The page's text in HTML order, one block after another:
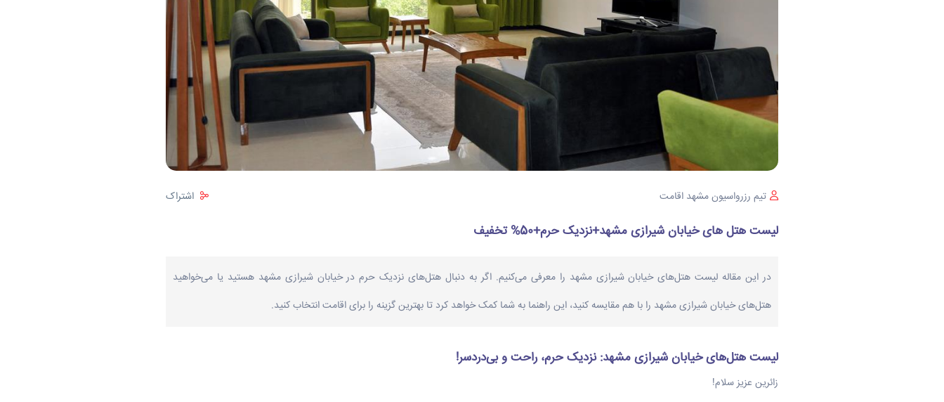
تیم رزرواسیون مشهد اقامت اشتراک
لیست هتل های خیابان شیرازی مشهد+نزدیک حرم+50% تخفیف
در این مقاله لیست هتل‌های خیابان شیرازی مشهد را معرفی می‌کنیم. اگر به دنبال هتل‌های نزدیک حرم در خیابان شیرازی مشهد هستید یا می‌خواهید
هتل‌های خیابان شیرازی مشهد را با هم مقایسه کنید، این راهنما به شما کمک خواهد کرد تا بهترین گزینه را برای اقامت انتخاب کنید.
لیست هتل‌های خیابان شیرازی مشهد: نزدیک حرم، راحت و بی‌دردسر!
زائرین عزیز سلام!